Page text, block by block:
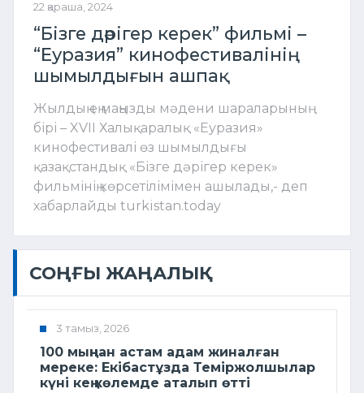
22 қараша, 2024
“Бізге дәрігер керек” фильмі –
“Еуразия” кинофестивалінің
шымылдығын ашпақ
Жылдың ең маңызды мәдени шараларының
бірі – XVII Халықаралық «Еуразия»
кинофестивалі өз шымылдығы
қазақстандық «Бізге дәрігер керек»
фильмінің көрсетілімімен ашылады,- деп
хабарлайды turkistan.today
СОҢҒЫ ЖАҢАЛЫҚ
3 тамыз, 2026
100 мыңнан астам адам жиналған
мереке: Екібастұзда Теміржолшылар
күні кең көлемде аталып өтті